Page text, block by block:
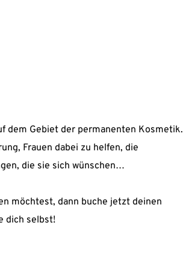
dem Gebiet der permanenten Kosmetik.
Frauen dabei zu helfen, die
die sie sich wünschen…
möchtest, dann buche jetzt deinen
dich selbst!